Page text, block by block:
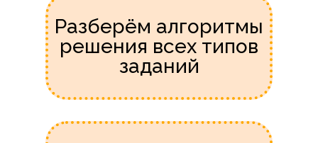
Разберём алгоритмы
решения всех типов
заданий